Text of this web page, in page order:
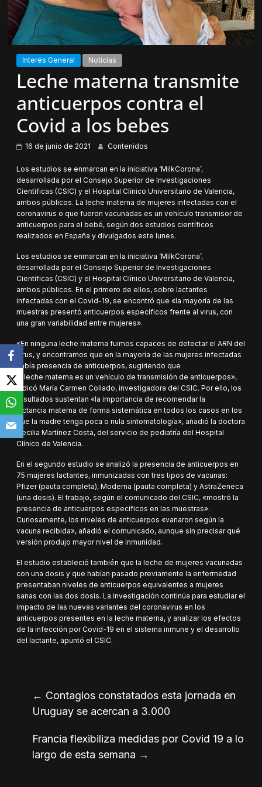
Interés General Noticias
Leche materna transmite
anticuerpos contra el
Covid a los bebes
16 de junio de 2021 Contenidos
Los estudios se enmarcan en la iniciativa ‘MilkCorona’,
desarrollada por el Consejo Superior de Investigaciones
Científicas (CSIC) y el Hospital Clínico Universitario de Valencia,
ambos públicos. La leche materna de mujeres infectadas con el
coronavirus o que fueron vacunadas es un vehículo transmisor de
anticuerpos para el bebé, según dos estudios científicos
realizados en España y divulgados este lunes.
Los estudios se enmarcan en la iniciativa ‘MilkCorona’,
desarrollada por el Consejo Superior de Investigaciones
Científicas (CSIC) y el Hospital Clínico Universitario de Valencia,
ambos públicos. En el primero de ellos, sobre lactantes
infectadas con el Covid-19, se encontró que «la mayoría de las
muestras presentó anticuerpos específicos frente al virus, con
una gran variabilidad entre mujeres».
«En ninguna leche materna fuimos capaces de detectar el ARN del
virus, y encontramos que en la mayoría de las mujeres infectadas
había presencia de anticuerpos, sugiriendo que
la leche materna es un vehículo de transmisión de anticuerpos»,
indicó María Carmen Collado, investigadora del CSIC. Por ello, los
resultados sustentan «la importancia de recomendar la
lactancia materna de forma sistemática en todos los casos en los
que la madre tenga poca o nula sintomatología», añadió la doctora
Cecilia Martínez Costa, del servicio de pediatría del Hospital
Clínico de Valencia.
En el segundo estudio se analizó la presencia de anticuerpos en
75 mujeres lactantes, inmunizadas con tres tipos de vacunas:
Pfizer (pauta completa), Moderna (pauta completa) y AstraZeneca
(una dosis). El trabajo, según el comunicado del CSIC, «mostró la
presencia de anticuerpos específicos en las muestras».
Curiosamente, los niveles de anticuerpos «variaron según la
vacuna recibida», añadió el comunicado, aunque sin precisar qué
versión produjo mayor nivel de inmunidad.
El estudio estableció también que la leche de mujeres vacunadas
con una dosis y que habían pasado previamente la enfermedad
presentaban niveles de anticuerpos equivalentes a mujeres
sanas con las dos dosis. La investigación continúa para estudiar el
impacto de las nuevas variantes del coronavirus en los
anticuerpos presentes en la leche materna, y analizar los efectos
de la infección por Covid-19 en el sistema inmune y el desarrollo
del lactante, apuntó el CSIC.
← Contagios constatados esta jornada en
Uruguay se acercan a 3.000
Francia flexibiliza medidas por Covid 19 a lo
largo de esta semana →